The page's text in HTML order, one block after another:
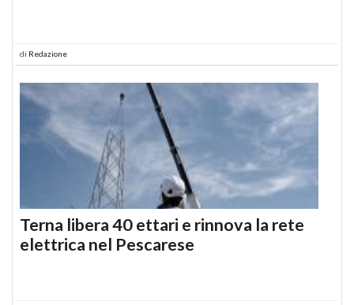
di Redazione
Terna libera 40 ettari e rinnova la rete
elettrica nel Pescarese